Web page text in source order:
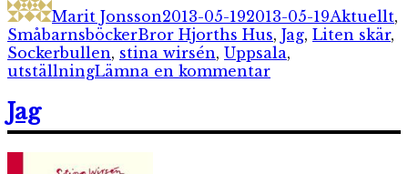
Marit Jonsson2013-05-192013-05-19Aktuellt,
SmåbarnsböckerEtiketter
Bror Hjorths Hus, Jag, Liten skär,
Sockerbullen, stina wirsén, Uppsala,
utställningLämna en kommentartill
Jag